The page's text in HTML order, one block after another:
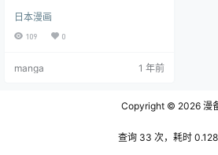
载。讲述了德川幕府末期的武士伊
武谷万二郎与医生手塚良庵之间的
日本漫画
109 0
manga 1 年前
Copyright © 2026 漫
查询 33 次，耗时